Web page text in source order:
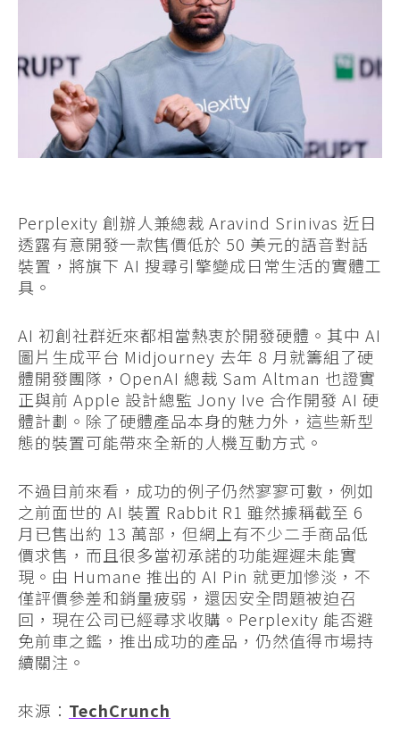
Perplexity 創辦人兼總裁 Aravind Srinivas 近日
透露有意開發一款售價低於 50 美元的語音對話
裝置，將旗下 AI 搜尋引擎變成日常生活的實體工
具。
AI 初創社群近來都相當熱衷於開發硬體。其中 AI
圖片生成平台 Midjourney 去年 8 月就籌組了硬
體開發團隊，OpenAI 總裁 Sam Altman 也證實
正與前 Apple 設計總監 Jony Ive 合作開發 AI 硬
體計劃。除了硬體產品本身的魅力外，這些新型
態的裝置可能帶來全新的人機互動方式。
不過目前來看，成功的例子仍然寥寥可數，例如
之前面世的 AI 裝置 Rabbit R1 雖然據稱截至 6
月已售出約 13 萬部，但網上有不少二手商品低
價求售，而且很多當初承諾的功能遲遲未能實
現。由 Humane 推出的 AI Pin 就更加慘淡，不
僅評價參差和銷量疲弱，還因安全問題被迫召
回，現在公司已經尋求收購。Perplexity 能否避
免前車之鑑，推出成功的產品，仍然值得市場持
續關注。
來源： TechCrunch